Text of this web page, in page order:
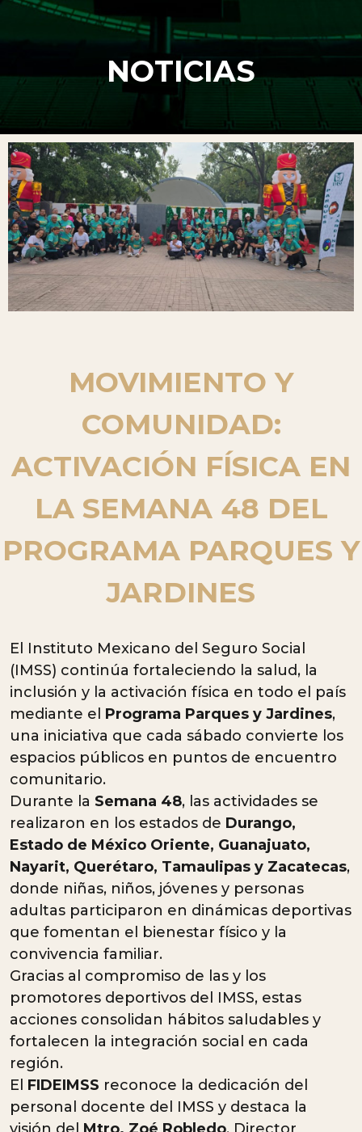
NOTICIAS
MOVIMIENTO Y
COMUNIDAD:
ACTIVACIÓN FÍSICA EN
LA SEMANA 48 DEL
PROGRAMA PARQUES Y
JARDINES
El Instituto Mexicano del Seguro Social
(IMSS) continúa fortaleciendo la salud, la
inclusión y la activación física en todo el país
mediante el Programa Parques y Jardines,
una iniciativa que cada sábado convierte los
espacios públicos en puntos de encuentro
comunitario.
Durante la Semana 48, las actividades se
realizaron en los estados de Durango,
Estado de México Oriente, Guanajuato,
Nayarit, Querétaro, Tamaulipas y Zacatecas,
donde niñas, niños, jóvenes y personas
adultas participaron en dinámicas deportivas
que fomentan el bienestar físico y la
convivencia familiar.
Gracias al compromiso de las y los
promotores deportivos del IMSS, estas
acciones consolidan hábitos saludables y
fortalecen la integración social en cada
región.
El FIDEIMSS reconoce la dedicación del
personal docente del IMSS y destaca la